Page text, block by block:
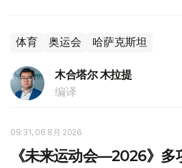
体育 奥运会 哈萨克斯坦
木合塔尔 木拉提
编译
09:31, 06 8月 2026
《未来运动会—2026》多